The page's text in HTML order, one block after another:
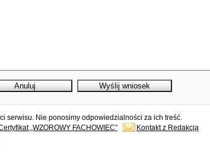
serwisu. Nie ponosimy odpowiedzialności za ich treść.
„WZOROWY FACHOWIEC” Kontakt z Redakcją